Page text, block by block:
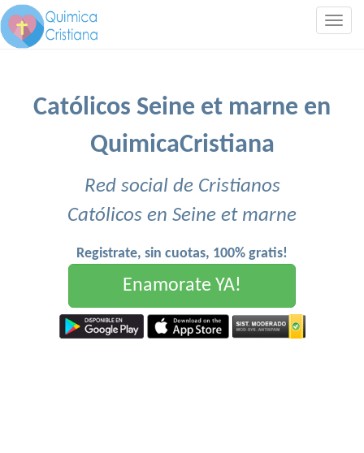
Católicos Seine et marne en
QuimicaCristiana
Red social de Cristianos
Católicos en Seine et marne
Registrate, sin cuotas, 100% gratis!
Enamorate YA!